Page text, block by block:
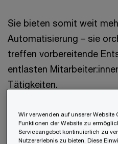
Sie bieten somit weit
Automatisierung – sie
treffen vorbereitende
entlasten
Tätigkeiten.
Dass die intelligenten
Unternehmen
Wir verwenden auf unserer
Funktionen der Website zu
Serviceangebot kontinuierlich zu
Nutzererlebnis zu bieten. Diese